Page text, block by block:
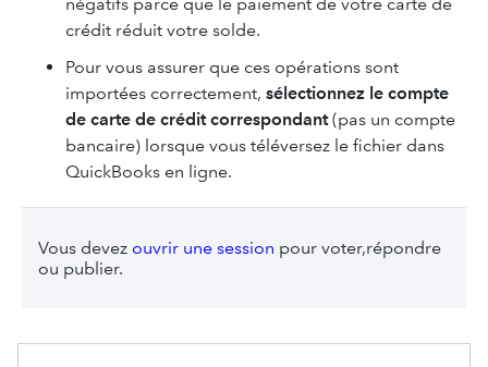
crédit réduit votre solde.
Pour vous assurer que ces opérations sont
importées correctement, sélectionnez le compte
de carte de crédit correspondant(pas un compte
bancaire) lorsque vous téléversez le fichier dans
QuickBooks en ligne.
Vous devez ouvrir une session pour voter,répondre
ou publier.